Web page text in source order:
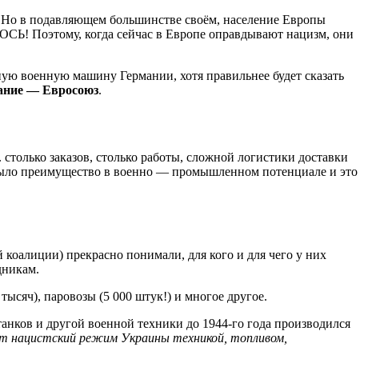
Но в подавляющем большинстве своём, население Европы
когда сейчас в Европе оправдывают нацизм, они
военную машину Германии, хотя правильнее будет сказать
— Евросоюз.
заказов, столько работы, сложной логистики доставки
преимущество в военно — промышленном потенциале и это
прекрасно понимали, для кого и для чего у них
паровозы (5 000 штук!) и многое другое.
и другой военной техники до 1944-го года производился
нацистский режим Украины техникой, топливом,